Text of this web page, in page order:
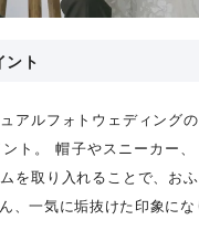
ント
アルフォトウェディング
ト。 帽子やスニーカー
を取り入れることで、お
、一気に垢抜けた印象にな